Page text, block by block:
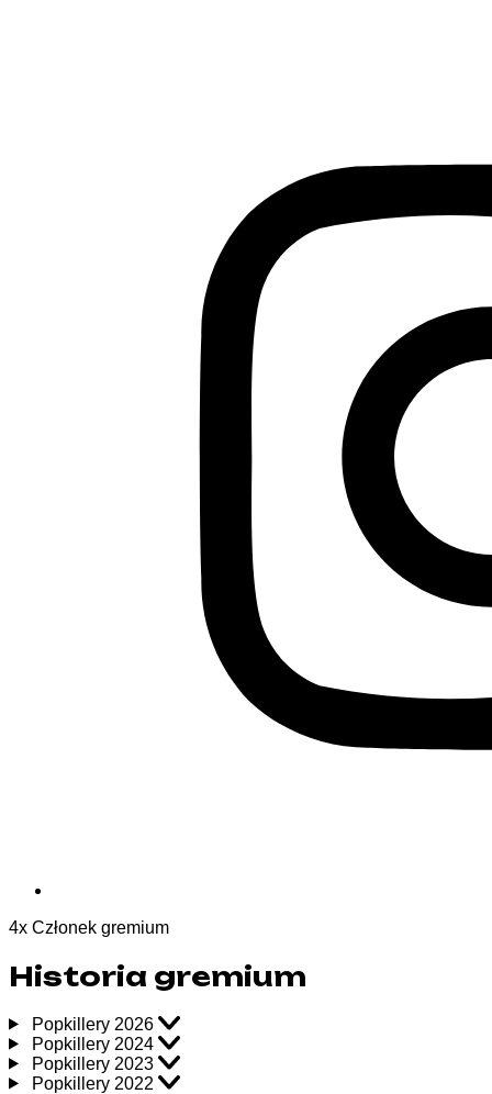
4x Członek gremium
Historia gremium
Popkillery 2026
Popkillery 2024
Popkillery 2023
Popkillery 2022